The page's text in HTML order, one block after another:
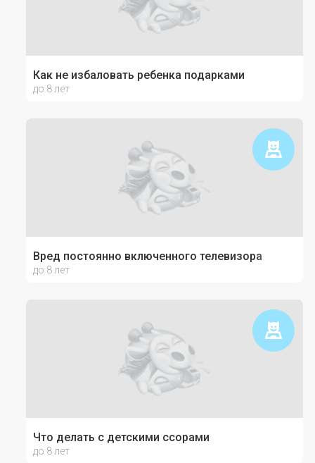
Как не избаловать ребенка подарками
до 8 лет
Вред постоянно включенного телевизора
до 8 лет
Что делать с детскими ссорами
до 8 лет